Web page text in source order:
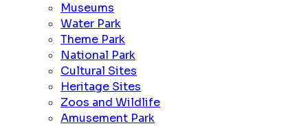
Museums
Water Park
Theme Park
National Park
Cultural Sites
Heritage Sites
Zoos and Wildlife
Amusement Park